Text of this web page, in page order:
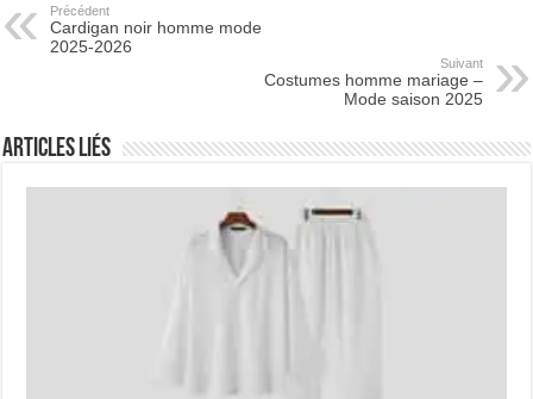
Précédent
Cardigan noir homme mode
2025-2026
Suivant
Costumes homme mariage –
Mode saison 2025
Articles Liés